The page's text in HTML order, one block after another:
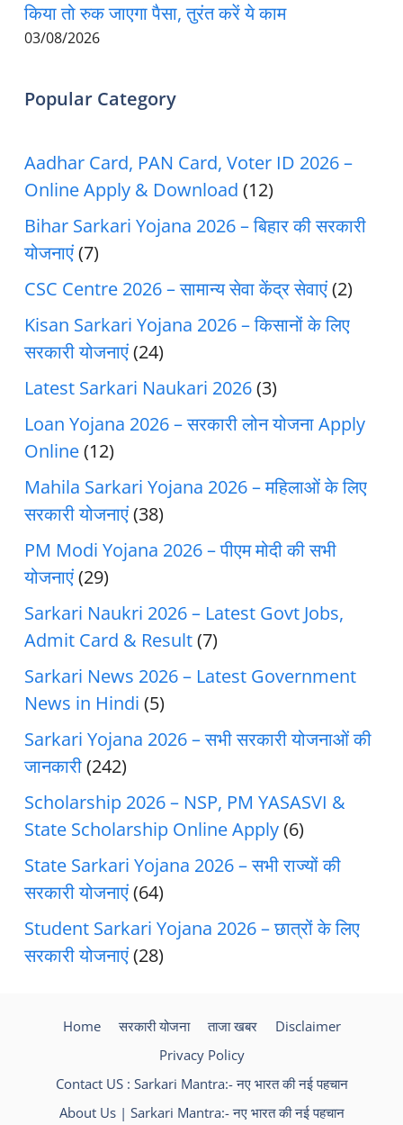
किया तो रुक जाएगा पैसा, तुरंत करें ये काम
03/08/2026
Popular Category
Aadhar Card, PAN Card, Voter ID 2026 –
Online Apply & Download (12)
Bihar Sarkari Yojana 2026 – बिहार की सरकारी
योजनाएं(7)
CSC Centre 2026 – सामान्य सेवा केंद्र सेवाएं(2)
Kisan Sarkari Yojana 2026 – किसानों के लिए
सरकारी योजनाएं(24)
Latest Sarkari Naukari 2026(3)
Loan Yojana 2026 – सरकारी लोन योजना Apply
Online(12)
Mahila Sarkari Yojana 2026 – महिलाओं के लिए
सरकारी योजनाएं(38)
PM Modi Yojana 2026 – पीएम मोदी की सभी
योजनाएं(29)
Sarkari Naukri 2026 – Latest Govt Jobs,
Admit Card & Result(7)
Sarkari News 2026 – Latest Government
News in Hindi (5)
Sarkari Yojana 2026 – सभी सरकारी योजनाओं की
जानकारी(242)
Scholarship 2026 – NSP, PM YASASVI &
State Scholarship Online Apply(6)
State Sarkari Yojana 2026 – सभी राज्यों की
सरकारी योजनाएं(64)
Student Sarkari Yojana 2026 – छात्रों के लिए
सरकारी योजनाएं(28)
Home सरकारी योजना ताजा खबर
Disclaimer
Privacy Policy
Contact US : Sarkari Mantra:- नए भारत की नई पहचान
About Us | Sarkari Mantra:- नए भारत की नई पहचान